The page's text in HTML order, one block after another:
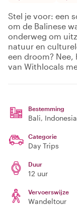
Stel je voor: een
om de Balinese
onderweg om
natuur en
een droom?
van Withlocals
Bestemming
Bali, Indonesia
Categorie
Day Trips
Duur
12 uur
Vervoerswijze
Wandeltour